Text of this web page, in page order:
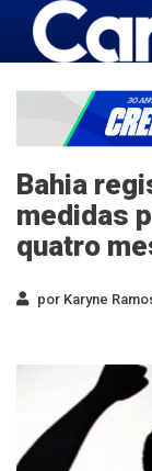
Bahia
medidas
quatro
por Karyne